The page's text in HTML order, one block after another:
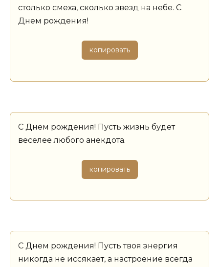
столько смеха, сколько звезд на небе. С
Днем рождения!
копировать
С Днем рождения! Пусть жизнь будет
веселее любого анекдота.
копировать
С Днем рождения! Пусть твоя энергия
никогда не иссякает, а настроение всегда